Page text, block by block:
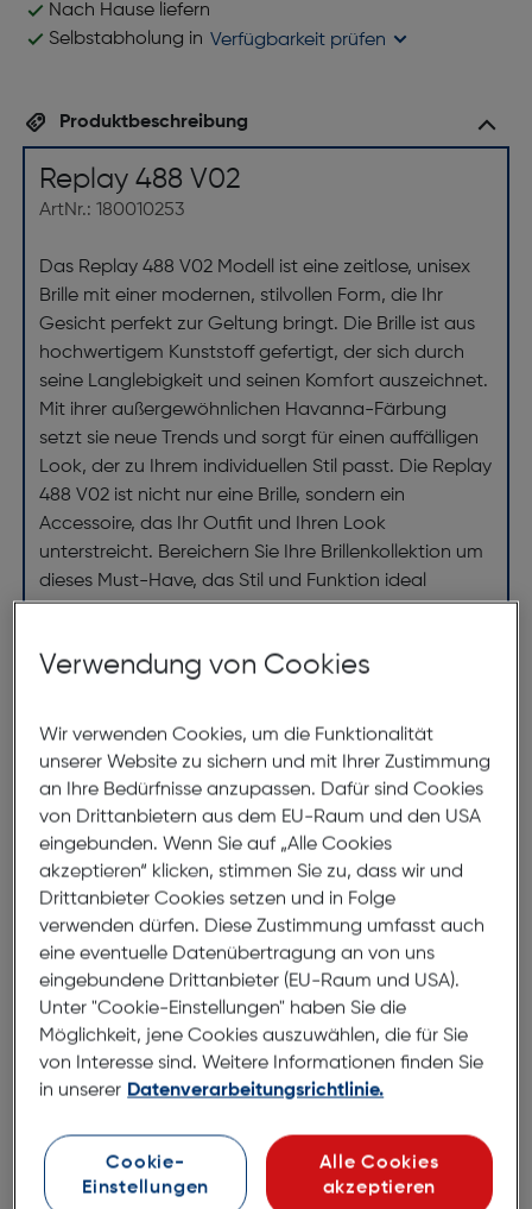
Nach Hause liefern
Selbstabholung in Verfügbarkeit prüfen
Produktbeschreibung
Replay 488 V02
ArtNr.: 180010253
Das Replay 488 V02 Modell ist eine zeitlose, unisex
Brille mit einer modernen, stilvollen Form, die Ihr
Gesicht perfekt zur Geltung bringt. Die Brille ist aus
hochwertigem Kunststoff gefertigt, der sich durch
seine Langlebigkeit und seinen Komfort auszeichnet.
Mit ihrer außergewöhnlichen Havanna-Färbung
setzt sie neue Trends und sorgt für einen auffälligen
Look, der zu Ihrem individuellen Stil passt. Die Replay
488 V02 ist nicht nur eine Brille, sondern ein
Accessoire, das Ihr Outfit und Ihren Look
unterstreicht. Bereichern Sie Ihre Brillenkollektion um
dieses Must-Have, das Stil und Funktion ideal
vereint. Genießen Sie den Komfort und die optische
Abmessungen
Brillenbreite:141mm
Steg:19mm
Glasbreite: 52mm
Bügellänge:145mm
(individuell ausrichtbar)
141mm
19mm
52mm
Verwendung von Cookies
Wir verwenden Cookies, um die Funktionalität
unserer Website zu sichern und mit Ihrer Zustimmung
an Ihre Bedürfnisse anzupassen. Dafür sind Cookies
von Drittanbietern aus dem EU-Raum und den USA
eingebunden. Wenn Sie auf „Alle Cookies
akzeptieren“ klicken, stimmen Sie zu, dass wir und
Drittanbieter Cookies setzen und in Folge
verwenden dürfen. Diese Zustimmung umfasst auch
eine eventuelle Datenübertragung an von uns
eingebundene Drittanbieter (EU-Raum und USA).
Unter "Cookie-Einstellungen" haben Sie die
Möglichkeit, jene Cookies auszuwählen, die für Sie
von Interesse sind. Weitere Informationen finden Sie
in unserer Datenverarbeitungsrichtlinie.
Cookie-
Einstellungen
Alle Cookies
akzeptieren